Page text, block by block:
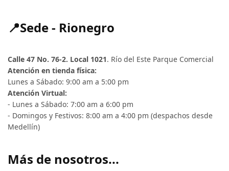
📍Sede - Rionegro
Calle 47 No. 76-2. Local 1021. Río del Este Parque Comercial
Atención en tienda física:
Lunes a Sábado: 9:00 am a 5:00 pm
Atención Virtual:
- Lunes a Sábado: 7:00 am a 6:00 pm
- Domingos y Festivos: 8:00 am a 4:00 pm (despachos desde
Medellín)
Más de nosotros...